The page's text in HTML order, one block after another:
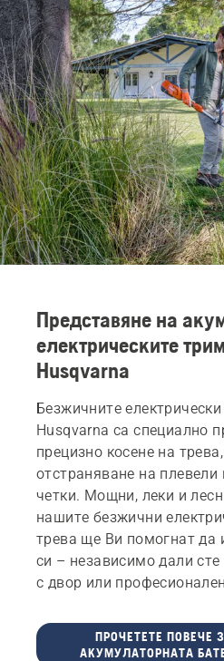
Части и принадлежности
Свържете се с Вашия
Представяне на
електрическите
Husqvarna
Безжичните
Husqvarna са специално
прецизно косене на
отстраняване на плевели
четки. Мощни, леки и
нашите безжични
трева ще Ви помогнат да
си – независимо дали
с двор или
ПРОЧЕТЕТЕ ПОВЕЧЕ
АКУМУЛАТОРНАТА